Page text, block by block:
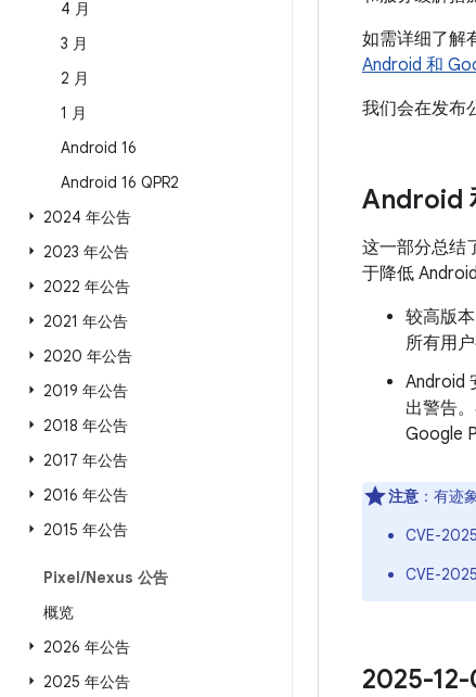
4 月
3 月
2 月
1 月
Android 16
Android 16 QPR2
2024 年公告
2023 年公告
2022 年公告
2021 年公告
2020 年公告
2019 年公告
2018 年公告
2017 年公告
2016 年公告
2015 年公告
Pixel/Nexus 公告
概览
2026 年公告
2025 年公告
如需详细了解
Android 和
我们会在发布
Android
这一部分总结
于降低
较高版
所有用
Android
出警告
Google
注意 ：有迹
CVE-
CVE-
2025-12-